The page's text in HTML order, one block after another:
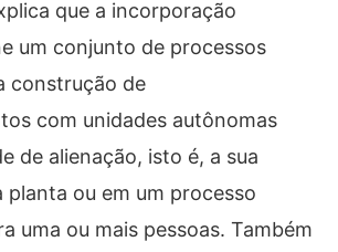
que a incorporação
um conjunto de processos
construção de
com unidades autônomas
de alienação, isto é, a sua
planta ou em um processo
uma ou mais pessoas. Também